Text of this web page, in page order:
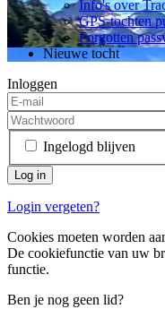
Info's over
GPS-tochten
Forgotten
Nieuwe tocht
Inloggen
Ingelogd blijven
Login vergeten?
Cookies moeten worden
De cookiefunctie van uw
functie.
Ben je nog geen lid?